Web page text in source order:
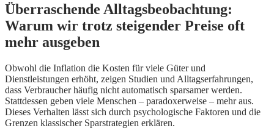
Überraschende Alltagsbeobachtung:
Warum wir trotz steigender Preise oft
mehr ausgeben
Obwohl die Inflation die Kosten für viele Güter und
Dienstleistungen erhöht, zeigen Studien und Alltagserfahrungen,
dass Verbraucher häufig nicht automatisch sparsamer werden.
Stattdessen geben viele Menschen – paradoxerweise – mehr aus.
Dieses Verhalten lässt sich durch psychologische Faktoren und die
Grenzen klassischer Sparstrategien erklären.